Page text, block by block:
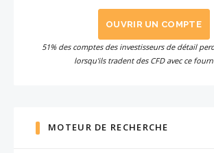
OUVRIR UN COMPTE
51% des comptes des investisseurs de détail
lorsqu'ils tradent des CFD avec ce
MOTEUR DE RECHERCHE